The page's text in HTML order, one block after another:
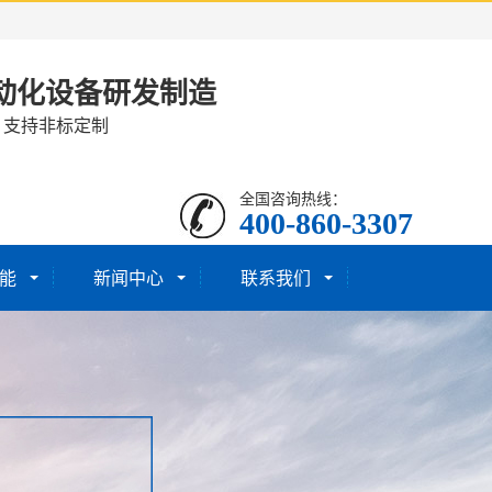
化设备研发制造
支持非标定制
全国咨询热线：
400-860-3307
新闻中心 联系我们